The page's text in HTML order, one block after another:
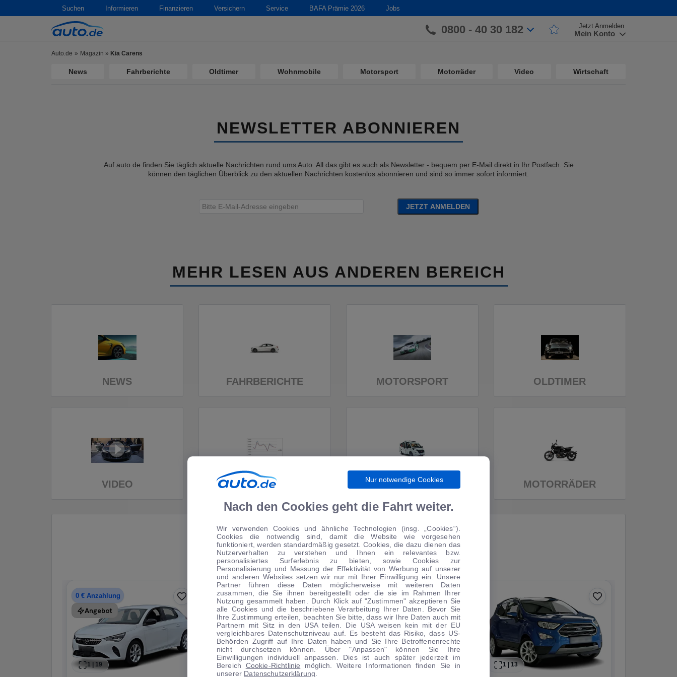
Suchen Informieren Finanzieren Versichern Service BAFA Prämie 2026 Jobs
0800 - 40 30 182 Jetzt Anmelden
Mein Konto
Auto.de Magazin » Kia Carens
News Fahrberichte Oldtimer Wohnmobile Motorsport Motorräder Video Wirtschaft
NEWSLETTER ABONNIEREN
Auf auto.de finden Sie täglich aktuelle Nachrichten rund ums Auto. All das gibt es auch als Newsletter - bequem per E-Mail direkt in Ihr Postfach. Sie
können den täglichen Überblick zu den aktuellen Nachrichten kostenlos abonnieren und sind so immer sofort informiert.
JETZT ANMELDEN
MEHR LESEN AUS ANDEREN BEREICH
NEWS FAHRBERICHTE MOTORSPORT OLDTIMER
VIDEO WIRTSCHAFT WOHNMOBILE MOTORRÄDER
TIPPS VOM AUTOMARKT
0 € Anzahlung
Angebot
1 19 1|25 1 |17 1 13
Nur notwendige Cookies
Nach den Cookies geht die Fahrt weiter.
Wir verwenden Cookies und ähnliche Technologien (insg. „Cookies“).
Cookies die notwendig sind, damit die Website wie vorgesehen
funktioniert, werden standardmäßig gesetzt. Cookies, die dazu dienen das
Nutzerverhalten zu verstehen und Ihnen ein relevantes bzw.
personalisiertes Surferlebnis zu bieten, sowie Cookies zur
Personalisierung und Messung der Effektivität von Werbung auf unserer
und anderen Websites setzen wir nur mit Ihrer Einwilligung ein. Unsere
Partner führen diese Daten möglicherweise mit weiteren Daten
zusammen, die Sie ihnen bereitgestellt oder die sie im Rahmen Ihrer
Nutzung gesammelt haben. Durch Klick auf "Zustimmen" akzeptieren Sie
alle Cookies und die beschriebene Verarbeitung Ihrer Daten. Bevor Sie
Ihre Zustimmung erteilen, beachten Sie bitte, dass wir Ihre Daten auch mit
Partnern mit Sitz in den USA teilen. Die USA weisen kein mit der EU
vergleichbares Datenschutzniveau auf. Es besteht das Risiko, dass US-
Behörden Zugriff auf Ihre Daten haben und Sie Ihre Betroffenenrechte
nicht durchsetzen können. Über "Anpassen" können Sie Ihre
Einwilligungen individuell anpassen. Dies ist auch später jederzeit im
Bereich Cookie-Richtlinie möglich. Weitere Informationen finden Sie in
unserer Datenschutzerklärung